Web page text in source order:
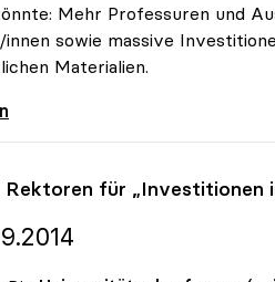
Mehr Professuren und
sowie massive
Materialien.
in mehr Studienplätze,
Rektoren für